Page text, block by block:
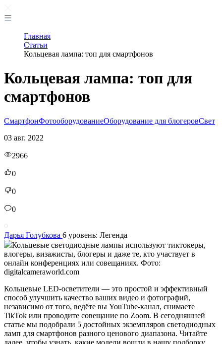
Главная
Статьи
Кольцевая лампа: топ для смартфонов
Кольцевая лампа: топ для
смартфонов
СмартфонФотооборудованиеОборудование для блогеровСвет
03 авг. 2022
2966
0
0
0
Дарья Голубкова 6 уровень: Легенда
Кольцевые светодиодные лампы используют тиктокеры,
влогеры, визажисты, блогеры и даже те, кто участвует в
онлайн конференциях или совещаниях. Фото:
digitalcameraworld.com
Кольцевые LED-осветители — это простой и эффективный
способ улучшить качество ваших видео и фотографий,
независимо от того, ведёте вы YouTube-канал, снимаете
TikTok или проводите совещание по Zoom. В сегодняшней
статье мы подобрали 5 достойных экземпляров светодиодных
ламп для смартфонов разного ценового диапазона. Читайте
далее, чтобы узнать, какие модели вошли в нашу подборку.